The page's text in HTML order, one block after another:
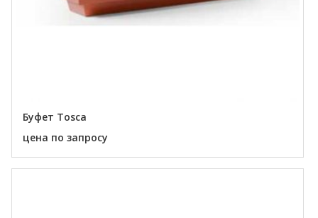
Буфет Tosca
цена по запросу